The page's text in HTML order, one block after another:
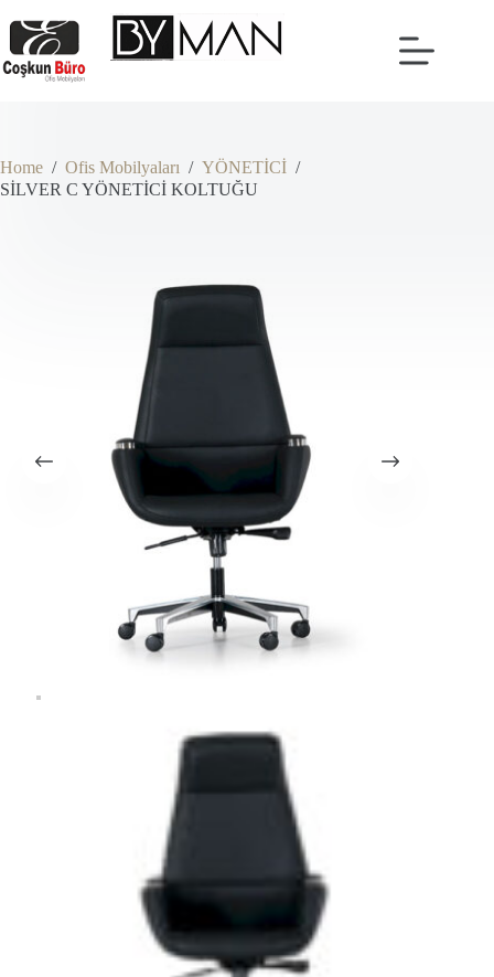
to
content
Home / Ofis Mobilyaları / YÖNETİCİ /
SİLVER C YÖNETİCİ KOLTUĞU